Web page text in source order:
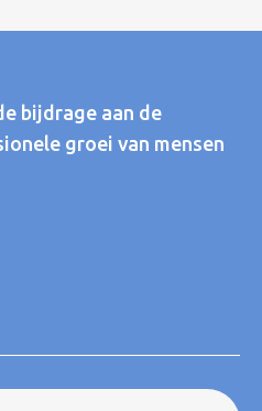
bijdrage aan de
groei van mensen